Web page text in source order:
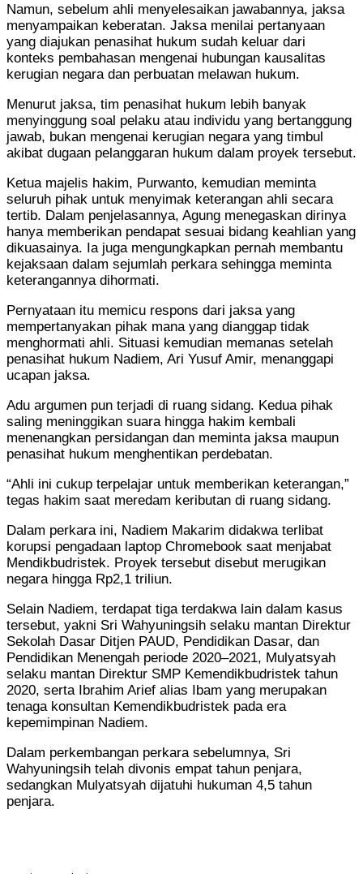
Namun, sebelum ahli menyelesaikan jawabannya, jaksa
menyampaikan keberatan. Jaksa menilai pertanyaan
yang diajukan penasihat hukum sudah keluar dari
konteks pembahasan mengenai hubungan kausalitas
kerugian negara dan perbuatan melawan hukum.
Menurut jaksa, tim penasihat hukum lebih banyak
menyinggung soal pelaku atau individu yang bertanggung
jawab, bukan mengenai kerugian negara yang timbul
akibat dugaan pelanggaran hukum dalam proyek tersebut.
Ketua majelis hakim, Purwanto, kemudian meminta
seluruh pihak untuk menyimak keterangan ahli secara
tertib. Dalam penjelasannya, Agung menegaskan dirinya
hanya memberikan pendapat sesuai bidang keahlian yang
dikuasainya. Ia juga mengungkapkan pernah membantu
kejaksaan dalam sejumlah perkara sehingga meminta
keterangannya dihormati.
Pernyataan itu memicu respons dari jaksa yang
mempertanyakan pihak mana yang dianggap tidak
menghormati ahli. Situasi kemudian memanas setelah
penasihat hukum Nadiem, Ari Yusuf Amir, menanggapi
ucapan jaksa.
Adu argumen pun terjadi di ruang sidang. Kedua pihak
saling meninggikan suara hingga hakim kembali
menenangkan persidangan dan meminta jaksa maupun
penasihat hukum menghentikan perdebatan.
“Ahli ini cukup terpelajar untuk memberikan keterangan,”
tegas hakim saat meredam keributan di ruang sidang.
Dalam perkara ini, Nadiem Makarim didakwa terlibat
korupsi pengadaan laptop Chromebook saat menjabat
Mendikbudristek. Proyek tersebut disebut merugikan
negara hingga Rp2,1 triliun.
Selain Nadiem, terdapat tiga terdakwa lain dalam kasus
tersebut, yakni Sri Wahyuningsih selaku mantan Direktur
Sekolah Dasar Ditjen PAUD, Pendidikan Dasar, dan
Pendidikan Menengah periode 2020–2021, Mulyatsyah
selaku mantan Direktur SMP Kemendikbudristek tahun
2020, serta Ibrahim Arief alias Ibam yang merupakan
tenaga konsultan Kemendikbudristek pada era
kepemimpinan Nadiem.
Dalam perkembangan perkara sebelumnya, Sri
Wahyuningsih telah divonis empat tahun penjara,
sedangkan Mulyatsyah dijatuhi hukuman 4,5 tahun
penjara.